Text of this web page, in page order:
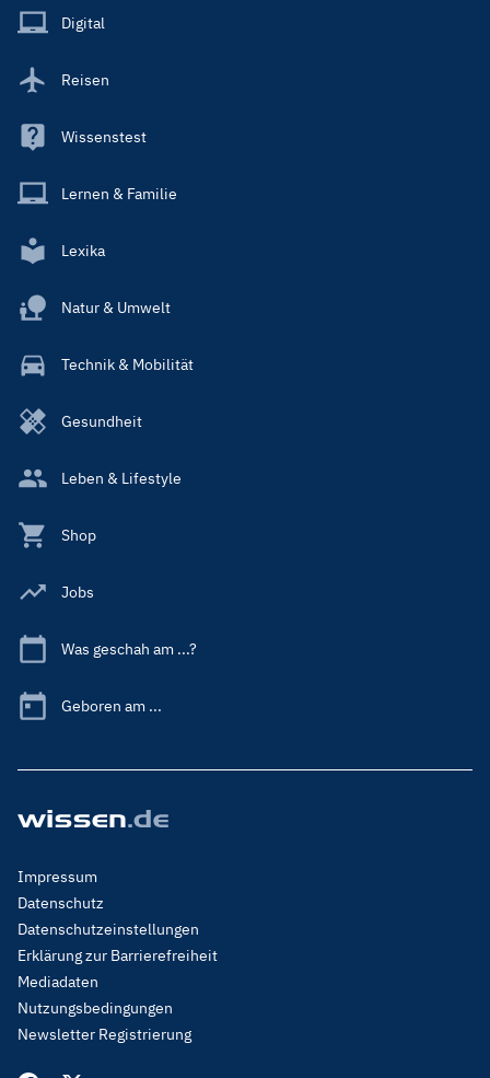
Main
Digital
Reisen
Wissenstest
Lernen & Familie
Lexika
Natur & Umwelt
Technik & Mobilität
Gesundheit
Leben & Lifestyle
Shop
Jobs
Was geschah am ...?
Geboren am ...
Footer
Menu
Legal
Impressum
Datenschutz
Datenschutzeinstellungen
Erklärung zur Barrierefreiheit
Mediadaten
Nutzungsbedingungen
Newsletter Registrierung